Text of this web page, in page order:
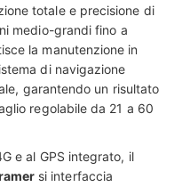
totale e precisione di
medio-grandi fino a
la manutenzione in
di navigazione
garantendo un risultato
regolabile da 21 a 60
e al GPS integrato, il
si interfaccia